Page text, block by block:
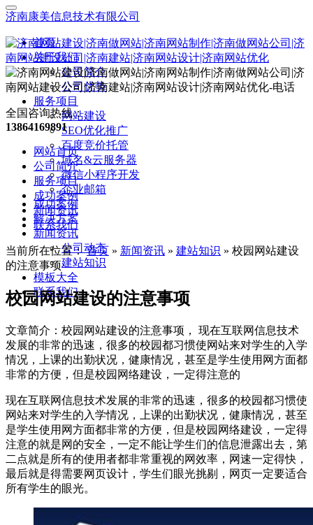
济南康美信息技术有限公司
首页
关于我们
公司简介
公司优势
服务项目
网站建设
SEO优化推广
百度竞价托管
域名&云服务器
微信小程序开发
企业邮箱
成功案例
解决方案
新闻资讯
公司动态
建站知识
模板大全
联系我们
全国咨询热线：
13864169891
网站首页
公司简介
服务项目
成功案例
新闻资讯
联系我们
当前所在位置：首页 » 新闻资讯 » 建站知识 » 校园网站建设
的注意事项
校园网站建设的注意事项
文章简介： 校园网站建设的注意事项， 现在互联网信息技术
发展的非常的迅速，很多的校园都习惯使网站来对学生的入学
情况，上课的出勤状况，健康情况，甚至是学生使用网方面都
非常的方便，但是校园网络建设，一定得注意的
现在互联网信息技术发展的非常的迅速，很多的校园都习惯使
网站来对学生的入学情况，上课的出勤状况，健康情况，甚至
是学生使用网方面都非常的方便，但是校园网络建设，一定得
注意的就是网的安全，一定不能让学生们的信息泄露出去，第
二点就是所有的使用者都非常重视的网效率，网速一定得快，
最后就是得需要网页设计，学生们眼光挑剔，网页一定要适合
所有学生的眼光。